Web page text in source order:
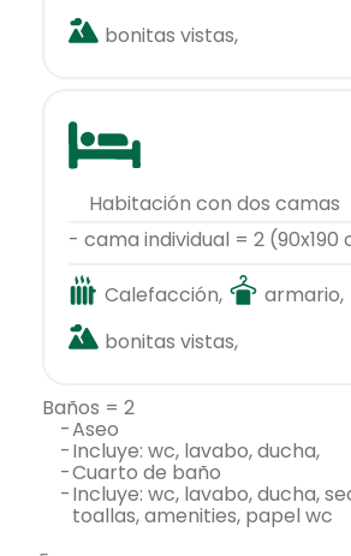
bonitas vistas,
habitación con dos camas
- cama individual = 2 (90x190
Calefacción,
armario,
bonitas vistas,
baños = 2
- aseo
- incluye: wc, lavabo, ducha,
- cuarto de baño
-incluye: wc, lavabo, ducha, secador de pelo,
toallas, amenities, papel wc